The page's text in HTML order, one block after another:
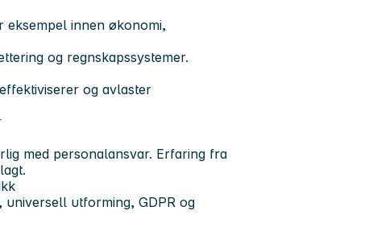
eksempel innen økonomi,
og regnskapssystemer.
og avlaster
med personalansvar. Erfaring fra
utforming, GDPR og